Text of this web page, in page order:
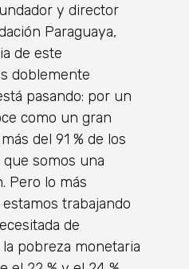
y director
Paraguaya,
de este
doblemente
pasando: por un
como un gran
del 91 % de los
somos una
Pero lo más
trabajando
de
pobreza monetaria